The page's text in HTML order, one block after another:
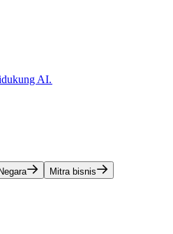
AI.​​
Negara​​
Mitra bisnis​​